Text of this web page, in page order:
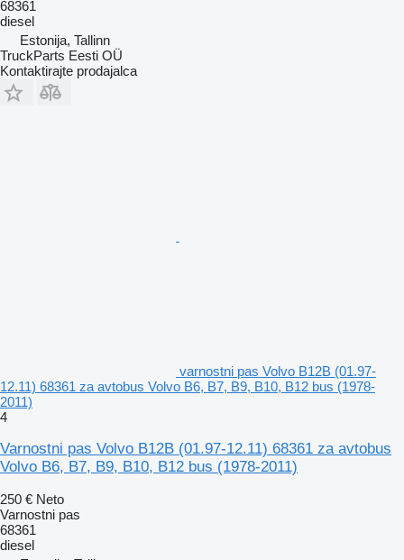
68361
diesel
Estonija, Tallinn
TruckParts Eesti OÜ
Kontaktirajte prodajalca
varnostni pas Volvo B12B (01.97-
12.11) 68361 za avtobus Volvo B6, B7, B9, B10, B12 bus (1978-
2011)
4
Varnostni pas Volvo B12B (01.97-12.11) 68361 za avtobus
Volvo B6, B7, B9, B10, B12 bus (1978-2011)
250 € Neto
Varnostni pas
68361
diesel